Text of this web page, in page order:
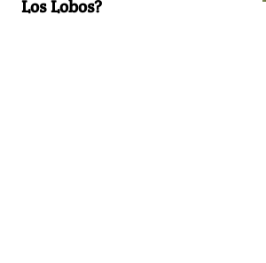
Los Lobos?